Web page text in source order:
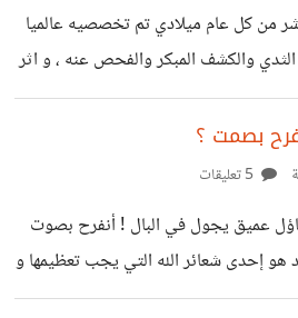
!
من كل عام ميلادي تم تخصصيه عالميا
والكشف المبكر والفحص عنه ، و اثر
كرمز له حيث أن أكثر الفئة
هم النساء عادة ، مع وجود
بمعدل أقل .. حيث يعقد لهن على مدار
هناك البعض من الجهات الصحية تقوم
بصمت ؟
عميق يجول في البال ! أنفرح بصوت
هو إحدى شعائر الله التي يجب تعظيمها و
و السرور ، و إبداء البهجة على